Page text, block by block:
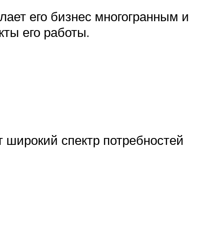
его бизнес многогранным и
его работы.
спектр потребностей